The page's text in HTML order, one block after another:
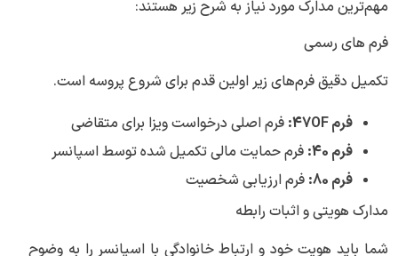
مهم‌ترین مدارک مورد نیاز به شرح زیر هستند:
فرم‌ های رسمی
تکمیل دقیق فرم‌های زیر اولین قدم برای شروع پروسه است.
فرم 47OF:
فرم اصلی درخواست ویزا برای متقاضی
فرم 40:
فرم حمایت مالی تکمیل شده توسط اسپانسر
فرم 80:
فرم ارزیابی شخصیت
مدارک هویتی و اثبات رابطه
شما باید هویت خود و ارتباط خانوادگی با اسپانسر را به وضوح